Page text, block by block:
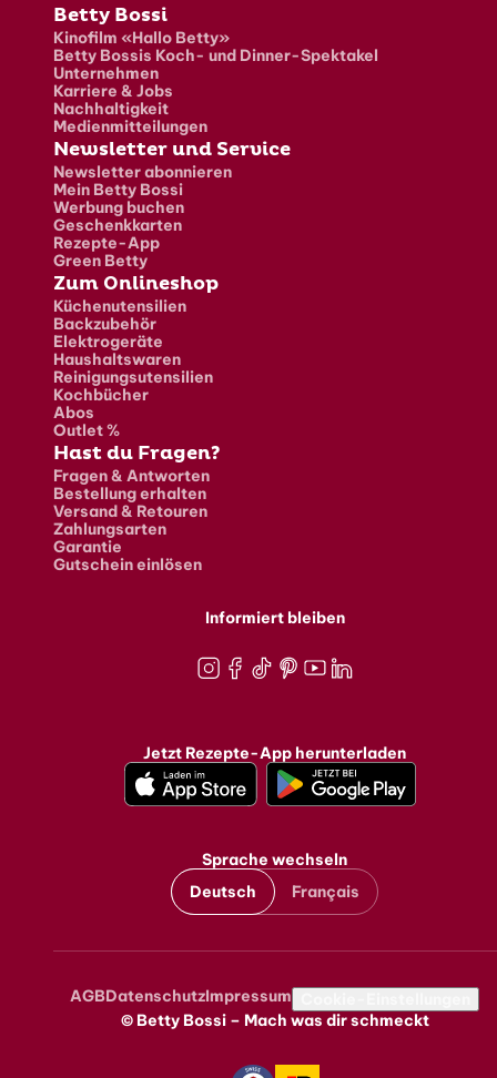
Fusszeile
Betty Bossi
Kinofilm «Hallo Betty»
Betty Bossis Koch- und Dinner-Spektakel
Unternehmen
Karriere & Jobs
Nachhaltigkeit
Medienmitteilungen
Newsletter und Service
Newsletter abonnieren
Mein Betty Bossi
Werbung buchen
Geschenkkarten
Rezepte-App
Green Betty
Zum Onlineshop
Küchenutensilien
Backzubehör
Elektrogeräte
Haushaltswaren
Reinigungsutensilien
Kochbücher
Abos
Outlet %
Hast du Fragen?
Fragen & Antworten
Bestellung erhalten
Versand & Retouren
Zahlungsarten
Garantie
Gutschein einlösen
Informiert bleiben
Jetzt Rezepte-App herunterladen
Sprache wechseln
Deutsch
Français
Metanavigation
AGBDatenschutzImpressum
© Betty Bossi – Mach was dir schmeckt